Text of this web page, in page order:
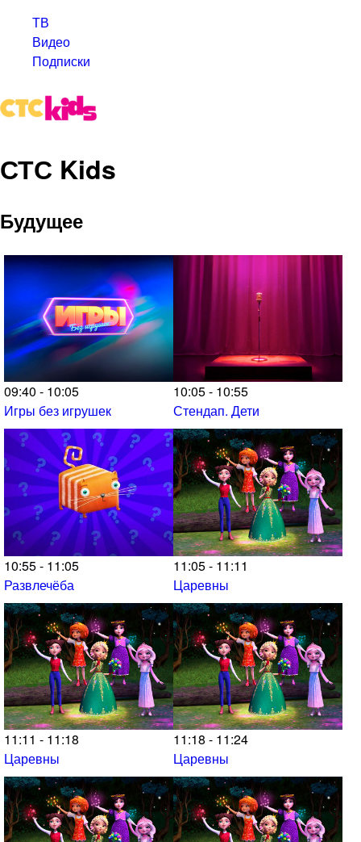
ТВ
Видео
Подписки
СТС Kids
Будущее
09:40 - 10:05
Игры без игрушек
10:05 - 10:55
Стендап. Дети
10:55 - 11:05
Развлечёба
11:05 - 11:11
Царевны
11:11 - 11:18
Царевны
11:18 - 11:24
Царевны